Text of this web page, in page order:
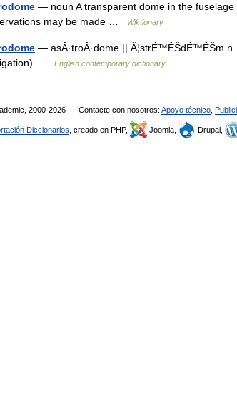
— noun A transparent dome in the
may be made …
Wiktionary
— asÂ·troÂ·dome || Ã¦strÉ™ÊŠdÉ™ÊŠm
…
English contemporary dictionary
2000-2026 Contacte con nosotros: Apoyo técnico
Diccionarios , creado en PHP, Joomla, Drupal,